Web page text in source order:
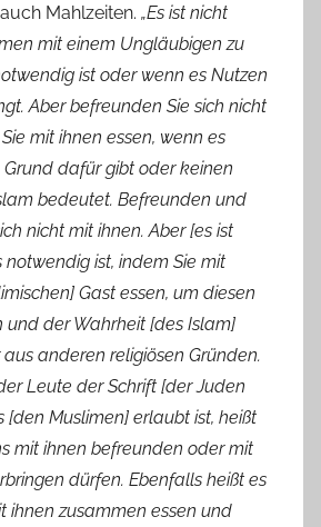
Mahlzeiten. „Es ist nicht
mit einem Ungläubigen zu
ist oder wenn es Nutzen
Aber befreunden Sie sich nicht
mit ihnen essen, wenn es
dafür gibt oder keinen
bedeutet. Befreunden und
nicht mit ihnen. Aber [es ist
notwendig ist, indem Sie mit
Gast essen, um diesen
der Wahrheit [des Islam]
anderen religiösen Gründen.
Leute der Schrift [der Juden
[den Muslimen] erlaubt ist, heißt
mit ihnen befreunden oder mit
dürfen. Ebenfalls heißt es
ihnen zusammen essen und